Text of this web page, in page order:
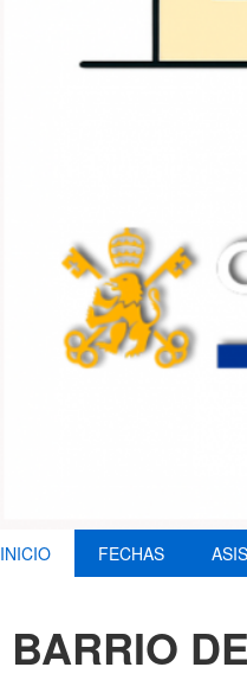
INICIO FECHAS
BARRIO